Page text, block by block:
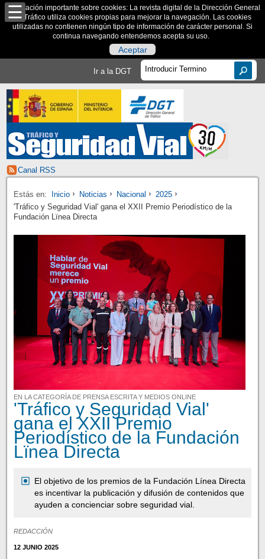
Información importante sobre cookies: La revista digital de la Dirección General
de Tráfico utiliza cookies propias para mejorar la navegación. Las cookies
utilizadas no contienen ningún tipo de información de carácter personal. Si
continua navegando entendemos acepta su uso.
Aceptar
Ir a la DGT
Canal RSS
Estás en: Inicio Noticias Nacional
2025
'Tráfico y Seguridad Vial' gana el XXII Premio Periodístico de la
Fundación Lïnea Directa
EN LA CATEGORÍA DE PRENSA ESCRITA Y MEDIOS ONLINE
'Tráfico y Seguridad Vial'
gana el XXII Premio
Periodístico de la Fundación
Lïnea Directa
El objetivo de los premios de la Fundación Línea Directa
es incentivar la publicación y difusión de contenidos que
ayuden a concienciar sobre seguridad vial.
REDACCIÓN
12 JUNIO 2025